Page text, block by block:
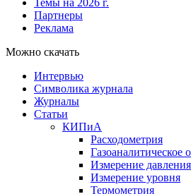
Темы на 2026 г.
Партнеры
Реклама
Можно скачать
Интервью
Символика журнала
Журналы
Статьи
КИПиА
Расходометрия
Газоаналитическое
Измерение давления
Измерение уровня
Термометрия